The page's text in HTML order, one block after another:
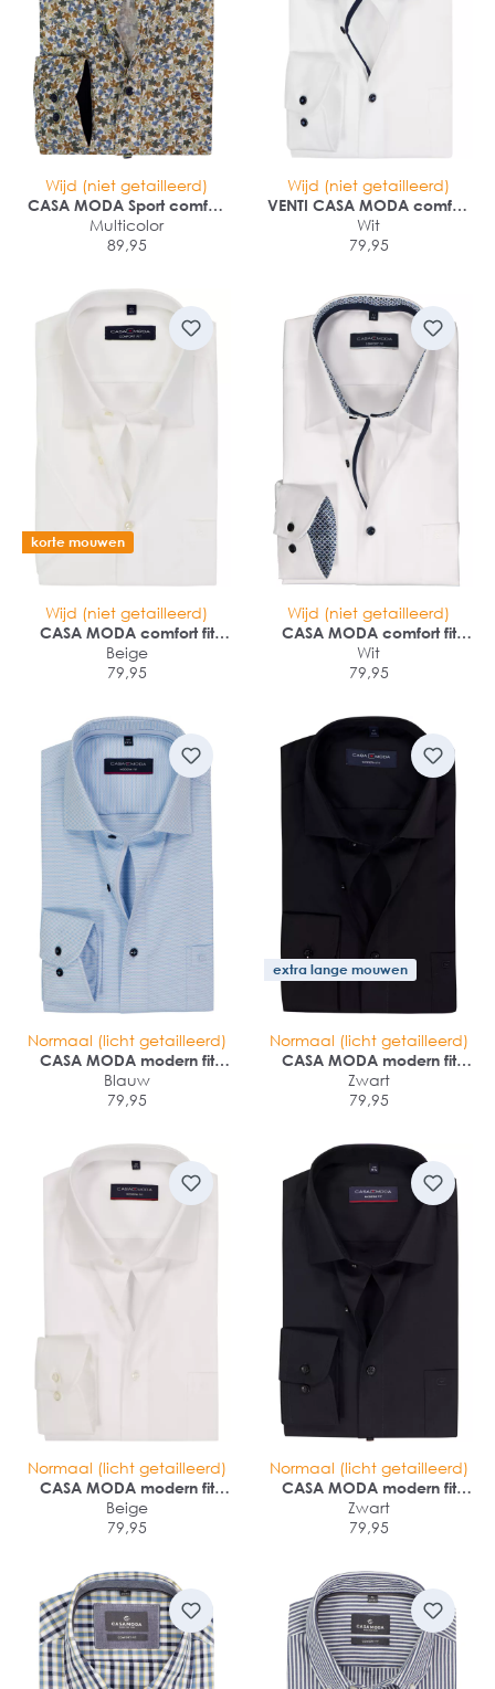
Wijd (niet getailleerd)
CASA MODA Sport comfort
fit overhemd
Multicolor
89,95
Wijd (niet getailleerd)
VENTI CASA MODA comfort
fit overhemd
Wit
79,95
korte mouwen
Wijd (niet getailleerd)
CASA MODA comfort fit
overhemd
Beige
79,95
Wijd (niet getailleerd)
CASA MODA comfort fit
overhemd
Wit
79,95
Normaal (licht getailleerd)
CASA MODA modern fit
overhemd
Blauw
79,95
extra lange mouwen
Normaal (licht getailleerd)
CASA MODA modern fit
overhemd
Zwart
79,95
Normaal (licht getailleerd)
CASA MODA modern fit
overhemd
Beige
79,95
Normaal (licht getailleerd)
CASA MODA modern fit
overhemd
Zwart
79,95